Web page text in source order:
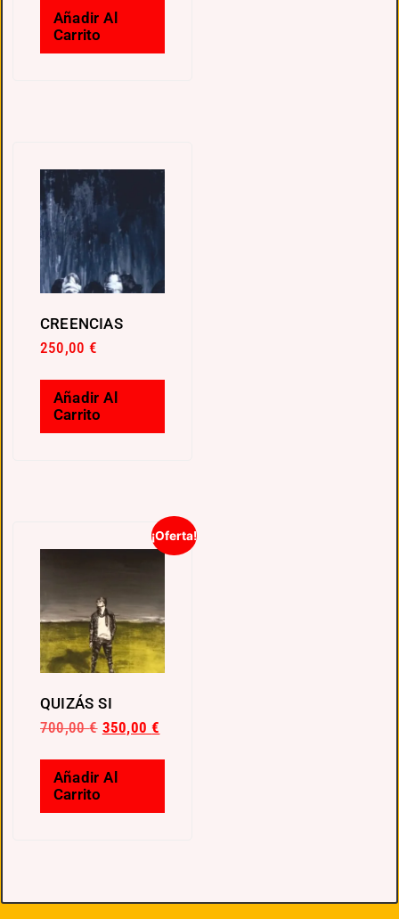
Añadir Al
Carrito
CREENCIAS
250,00€
Añadir Al
Carrito
¡Oferta!
QUIZÁS SI
700,00€ 350,00€
Añadir Al
Carrito